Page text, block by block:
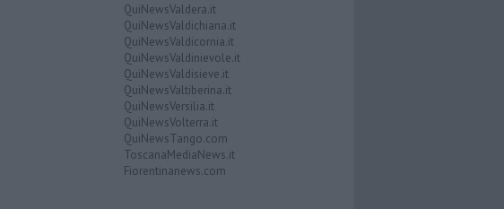
QuiNewsValdera.it
QuiNewsValdichiana.it
QuiNewsValdicornia.it
QuiNewsValdinievole.it
QuiNewsValdisieve.it
QuiNewsValtiberina.it
QuiNewsVersilia.it
QuiNewsVolterra.it
QuiNewsTango.com
ToscanaMediaNews.it
Fiorentinanews.com